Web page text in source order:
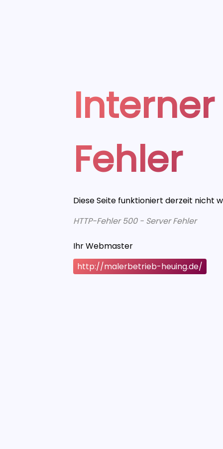
Fehler
Diese Seite funktioniert derzeit nicht
HTTP-Fehler 500 - Server Fehler
Ihr Webmaster
http://malerbetrieb-heuing.de/